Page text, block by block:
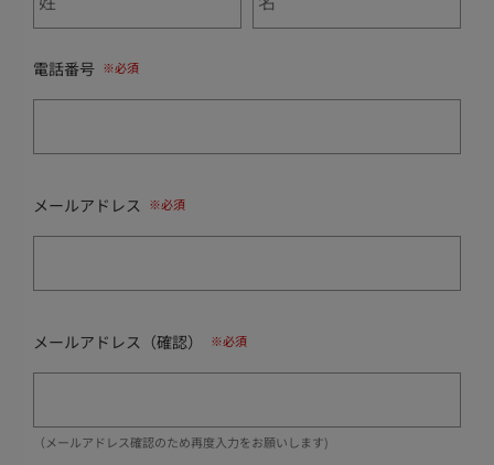
電話番号
メールアドレス
メールアドレス（確認）
（メールアドレス確認のため再度入力をお願いします)